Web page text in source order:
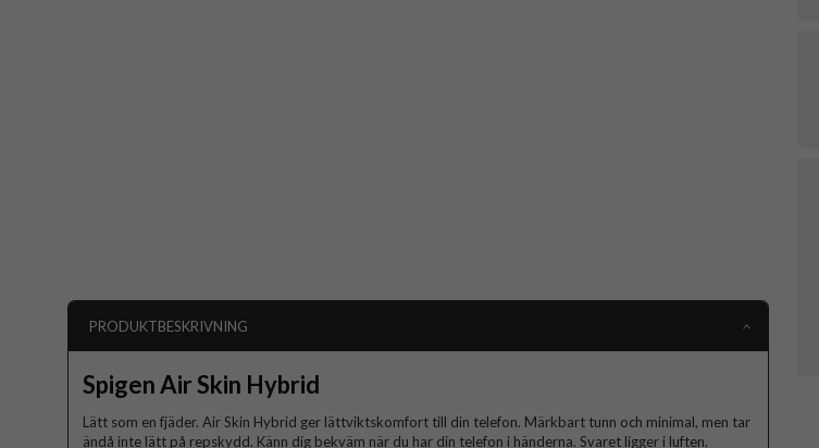
PRODUKTBESKRIVNING
Spigen Air Skin Hybrid
Lätt som en fjäder. Air Skin Hybrid ger lättviktskomfort till din telefon. Märkbart tunn och minimal, men tar
ändå inte lätt på repskydd. Känn dig bekväm när du har din telefon i händerna. Svaret ligger i luften.